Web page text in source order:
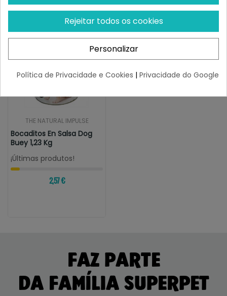
THE NATURAL IMPULSE
Bocaditos En Salsa Dog
Buey 1,23 Kg
¡Últimas produtos!
2,57 €
FAZ PARTE
DA FAMÍLIA SUPERPET
Rejeitar todos os cookies
Personalizar
Política de Privacidade e Cookies | Privacidade do Google